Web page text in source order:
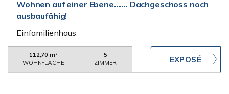
Wohnen auf einer Ebene....... Dachgeschoss noch
ausbaufähig!
Einfamilienhaus
112,70 m²
WOHNFLÄCHE
5
ZIMMER